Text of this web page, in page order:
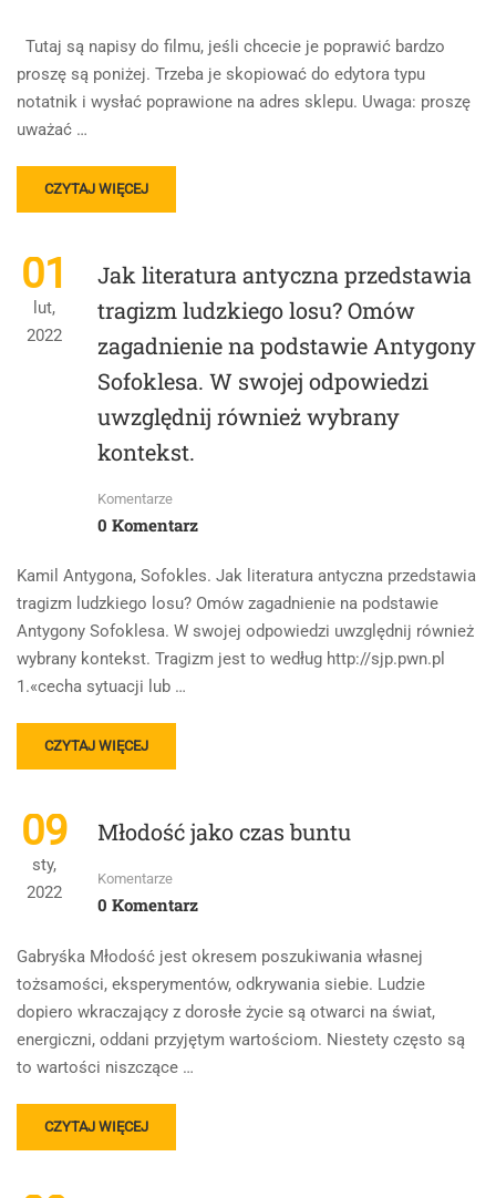
PODSTAWIE
POTOPU
HENRYKA
SIENKIEWICZA.
SWOJEJ
ODPOWIEDZI
UWZGLĘDNIJ
WYBRANY
KONTEKST.
Tutaj są napisy do filmu, jeśli chcecie je poprawić bardzo
proszę są poniżej. Trzeba je skopiować do edytora typu
notatnik i wysłać poprawione na adres sklepu. Uwaga: proszę
uważać …
READ
MORE
„POTOP”
STRESZCZENIE
CZĘŚĆ
–
CZYTAJ WIĘCEJ
01
lut,
2022
Jak literatura antyczna przedstawia
tragizm ludzkiego losu? Omów
zagadnienie na podstawie Antygony
Sofoklesa. W swojej odpowiedzi
uwzględnij również wybrany
kontekst.
Komentarze
0 Komentarz
Kamil Antygona, Sofokles. Jak literatura antyczna przedstawia
tragizm ludzkiego losu? Omów zagadnienie na podstawie
Antygony Sofoklesa. W swojej odpowiedzi uwzględnij również
wybrany kontekst. Tragizm jest to według http://sjp.pwn.pl
1.«cecha sytuacji lub …
READ
MORE
JAK
LITERATURA
ANTYCZNA
PRZEDSTAWIA
TRAGIZM
OMÓW
ZAGADNIENIE
NA
PODSTAWIE
SOFOKLESA.
SWOJEJ
CZYTAJ WIĘCEJ
09
sty,
2022
Młodość jako czas buntu
Komentarze
0 Komentarz
Gabryśka Młodość jest okresem poszukiwania własnej
tożsamości, eksperymentów, odkrywania siebie. Ludzie
dopiero wkraczający z dorosłe życie są otwarci na świat,
energiczni, oddani przyjętym wartościom. Niestety często są
to wartości niszczące …
READ
MORE
MŁODOŚĆ
CZYTAJ WIĘCEJ